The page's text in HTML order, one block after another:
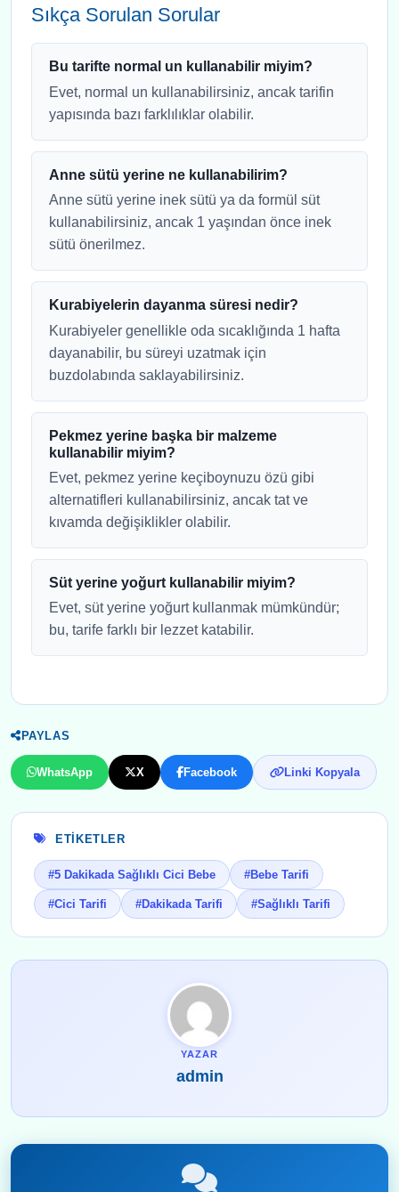
Sıkça Sorulan Sorular
Bu tarifte normal un kullanabilir miyim?
Evet, normal un kullanabilirsiniz, ancak tarifin
yapısında bazı farklılıklar olabilir.
Anne sütü yerine ne kullanabilirim?
Anne sütü yerine inek sütü ya da formül süt
kullanabilirsiniz, ancak 1 yaşından önce inek
sütü önerilmez.
Kurabiyelerin dayanma süresi nedir?
Kurabiyeler genellikle oda sıcaklığında 1 hafta
dayanabilir, bu süreyi uzatmak için
buzdolabında saklayabilirsiniz.
Pekmez yerine başka bir malzeme
kullanabilir miyim?
Evet, pekmez yerine keçiboynuzu özü gibi
alternatifleri kullanabilirsiniz, ancak tat ve
kıvamda değişiklikler olabilir.
Süt yerine yoğurt kullanabilir miyim?
Evet, süt yerine yoğurt kullanmak mümkündür;
bu, tarife farklı bir lezzet katabilir.
PAYLAS
WhatsApp X Facebook Linki Kopyala
ETIKETLER
#5 Dakikada Sağlıklı Cici Bebe #Bebe Tarifi
#Cici Tarifi #Dakikada Tarifi #Sağlıklı Tarifi
YAZAR
admin